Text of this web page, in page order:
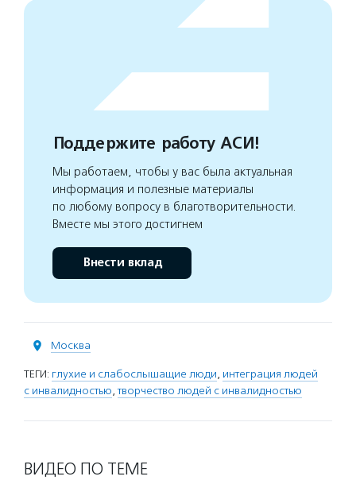
Поддержите работу АСИ!
Мы работаем, чтобы у вас была актуальная
информация и полезные материалы
по любому вопросу в благотворительности.
Вместе мы этого достигнем
Внести вклад
Москва
ТЕГИ: глухие и слабослышащие люди, интеграция людей
с инвалидностью,творчество людей с инвалидностью
ВИДЕО ПО ТЕМЕ